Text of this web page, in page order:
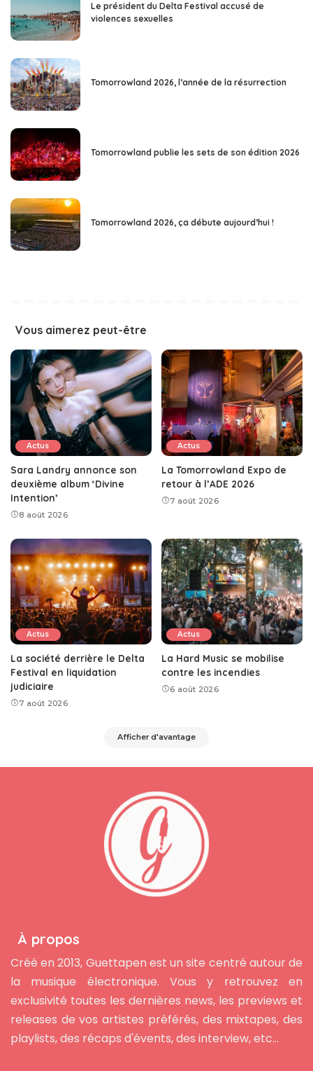
Le président du Delta Festival accusé de
violences sexuelles
Tomorrowland 2026, l’année de la résurrection
Tomorrowland publie les sets de son édition 2026
Tomorrowland 2026, ça débute aujourd’hui !
Vous aimerez peut-être
Actus
Sara Landry annonce son
deuxième album ‘Divine
Intention’
8 août 2026
Actus
La Tomorrowland Expo de
retour à l’ADE 2026
7 août 2026
Actus
La société derrière le Delta
Festival en liquidation
judiciaire
7 août 2026
Actus
La Hard Music se mobilise
contre les incendies
6 août 2026
Afficher d'avantage
À propos
Créé en 2013, Guettapen est un site centré autour de
la musique électronique. Vous y retrouvez en
exclusivité toutes les dernières news, les previews et
releases de vos artistes préférés, des mixtapes, des
playlists, des récaps d'évents, des interview, etc...